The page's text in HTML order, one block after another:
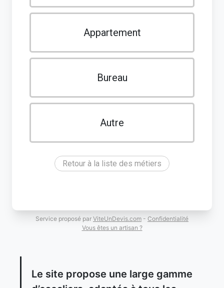
Appartement
Bureau
Autre
Retour à la liste des métiers
Service proposé par ViteUnDevis.com - Confidentialité
Vous êtes un artisan ?
Le site propose une large gamme